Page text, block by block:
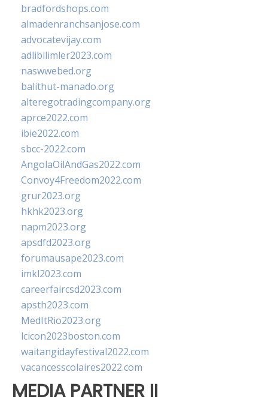
bradfordshops.com
almadenranchsanjose.com
advocatevijay.com
adlibilimler2023.com
naswwebed.org
balithut-manado.org
alteregotradingcompany.org
aprce2022.com
ibie2022.com
sbcc-2022.com
AngolaOilAndGas2022.com
Convoy4Freedom2022.com
grur2023.org
hkhk2023.org
napm2023.org
apsdfd2023.org
forumausape2023.com
imkl2023.com
careerfaircsd2023.com
apsth2023.com
MedItRio2023.org
lcicon2023boston.com
waitangidayfestival2022.com
vacancesscolaires2022.com
MEDIA PARTNER II